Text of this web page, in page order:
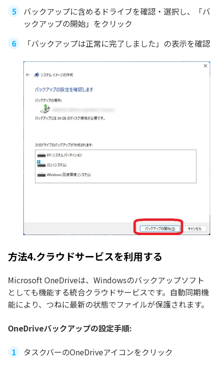
バックアップに含めるドライブを確認・選択し、「バ
ックアップの開始」をクリック
「バックアップは正常に完了しました」の表示を確認
方法4.クラウドサービスを利用する
Microsoft OneDriveは、Windowsのバックアップソフト
としても機能する統合クラウドサービスです。自動同期機
能により、つねに最新の状態でファイルが保護されます。
OneDriveバックアップの設定手順:
タスクバーのOneDriveアイコンをクリック